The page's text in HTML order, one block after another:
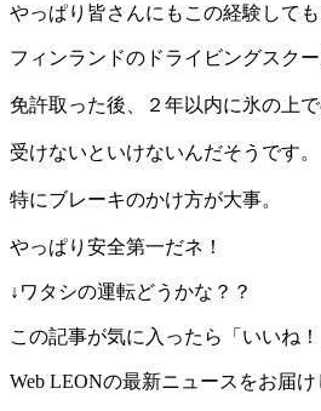
やっぱり皆さんにもこの経験しても
フィンランドのドライビングスク
免許取った後、２年以内に氷の上
受けないといけないんだそうです。
特にブレーキのかけ方が大事。
やっぱり安全第一だネ！
↓ワタシの運転どうかな？？
この記事が気に入ったら「いいね
Web LEONの最新ニュースをお届け